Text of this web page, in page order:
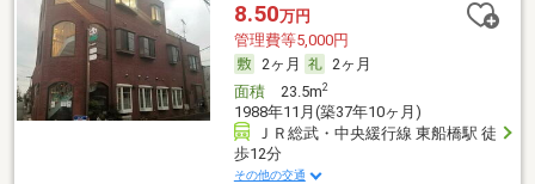
8.50万円
管理費等5,000円
2ヶ月
2ヶ月
面積23.5m2
1988年11月(築37年10ヶ月)
ＪＲ総武・中央緩行線 東船橋駅 徒
歩12分
その他の交通